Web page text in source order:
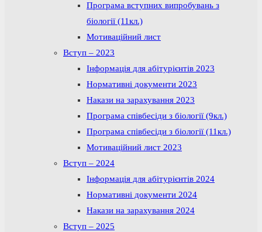
Програма вступних випробувань з
біології (11кл.)
Мотиваційний лист
Вступ – 2023
Інформація для абітурієнтів 2023
Нормативні документи 2023
Накази на зарахування 2023
Програма співбесіди з біології (9кл.)
Програма співбесіди з біології (11кл.)
Мотиваційний лист 2023
Вступ – 2024
Інформація для абітурієнтів 2024
Нормативні документи 2024
Накази на зарахування 2024
Вступ – 2025